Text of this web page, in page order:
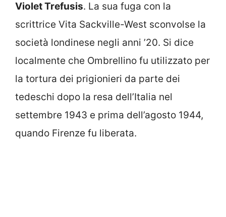
Violet Trefusis. La sua fuga con la
scrittrice Vita Sackville-West sconvolse la
società londinese negli anni ’20. Si dice
localmente che Ombrellino fu utilizzato per
la tortura dei prigionieri da parte dei
tedeschi dopo la resa dell’Italia nel
settembre 1943 e prima dell’agosto 1944,
quando Firenze fu liberata.